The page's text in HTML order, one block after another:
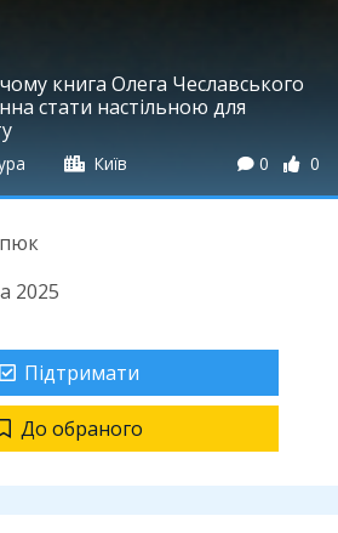
чому книга Олега Чеславського
стати настільною для
Київ 0 0
2025
Підтримати
До обраного